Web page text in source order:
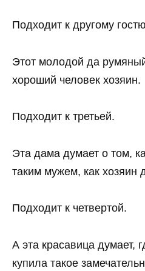
Подходит к другому
Этот молодой да
хороший человек хозяин.
Подходит к третьей.
Эта дама думает о том,
таким мужем, как хозяин
Подходит к четвертой.
А эта красавица думает,
купила такое